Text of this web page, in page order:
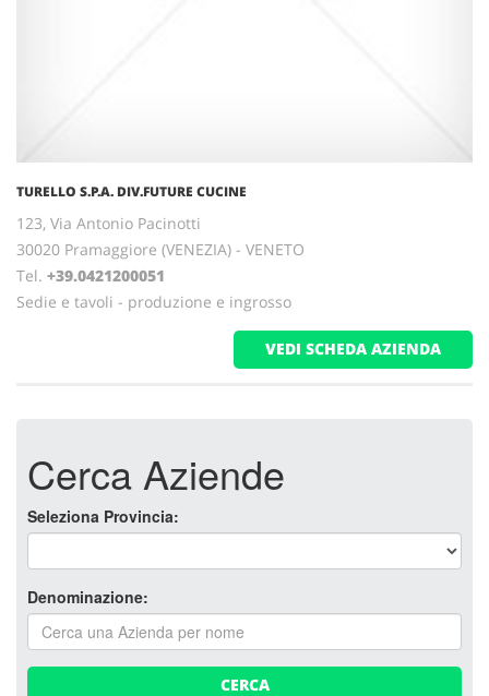
TURELLO S.P.A. DIV.FUTURE CUCINE
123, Via Antonio Pacinotti
30020 Pramaggiore (VENEZIA) - VENETO
Tel. +39.0421200051
Sedie e tavoli - produzione e ingrosso
VEDI SCHEDA AZIENDA
Cerca Aziende
Seleziona Provincia:
Denominazione:
CERCA